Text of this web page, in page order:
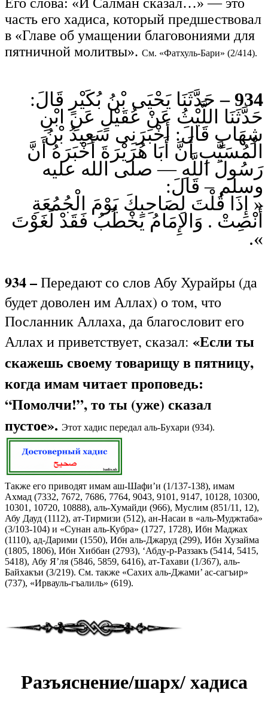
часть его хадиса, который предшествовал
в «Главе об умащении благовониями для
пятничной молитвы». См. «Фатхуль-Бари» (2/414).
934 –
حَدَّثَنَا يَحْيَى بْنُ بُكَيْرٍ قَالَ:
حَدَّثَنَا اللَّيْثُ عَنْ عُقَيْلٍ عَنِ ابْنِ
شِهَابٍ قَالَ: أَخْبَرَنِى سَعِيدُ بْنُ
الْمُسَيَّبِ أَنَّ أَبَا هُرَيْرَةَ أَخْبَرَهُ أَنَّ
رَسُولَ اللَّهِ — صلى الله عليه
وسلم – قَالَ:
« إِذَا قُلْتَ لِصَاحِبِكَ يَوْمَ الْجُمُعَةِ
أَنْصِتْ . وَالإِمَامُ يَخْطُبُ فَقَدْ لَغَوْتَ
».
934 –Передают со слов Абу Хурайры (да
будет доволен им Аллах) о том, что
Посланник Аллаха, да благословит его
Аллах и приветствует, сказал: «Если ты
скажешь своему товарищу в пятницу,
когда имам читает проповедь:
“Помолчи!”, то ты (уже) сказал
пустое». Этот хадис передал аль-Бухари (934).
Также его приводят имам аш-Шафи’и (1/137-138), имам
Ахмад (7332, 7672, 7686, 7764, 9043, 9101, 9147, 10128, 10300,
10301, 10720, 10888), аль-Хумайди (966), Муслим (851/11, 12),
Абу Дауд (1112), ат-Тирмизи (512), ан-Насаи в «аль-Муджтаба»
(3/103-104) и «Сунан аль-Кубра» (1727, 1728), Ибн Маджах
(1110), ад-Дарими (1550), Ибн аль-Джаруд (299), Ибн Хузайма
(1805, 1806), Ибн Хиббан (2793), ‘Абду-р-Раззакъ (5414, 5415,
5418), Абу Я’ля (5846, 5859, 6416), ат-Тахави (1/367), аль-
Байхакъи (3/219). См. также «Сахих аль-Джами’ ас-сагъир»
(737), «Ирвауль-гъалиль» (619).
Разъяснение/шарх/ хадиса